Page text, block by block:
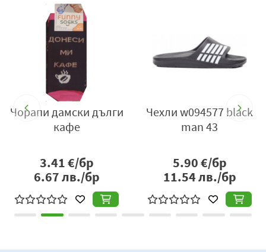
Чорапи дамски дълги
кафе
3.41€/бр
6.67лв./бр
Чехли w094577 black
man 43
5.90€/бр
11.54лв./бр